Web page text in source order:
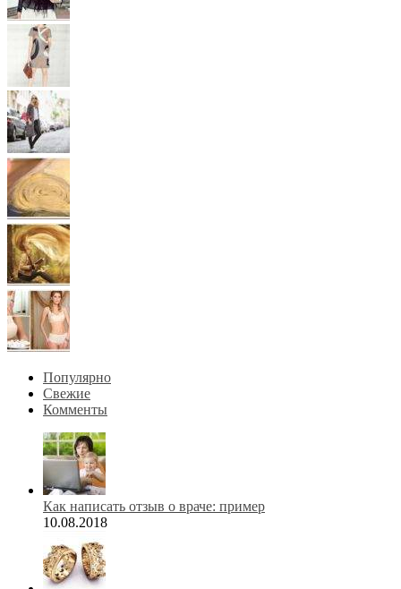
Популярно
Свежие
Комменты
Как написать отзыв о враче: пример
10.08.2018